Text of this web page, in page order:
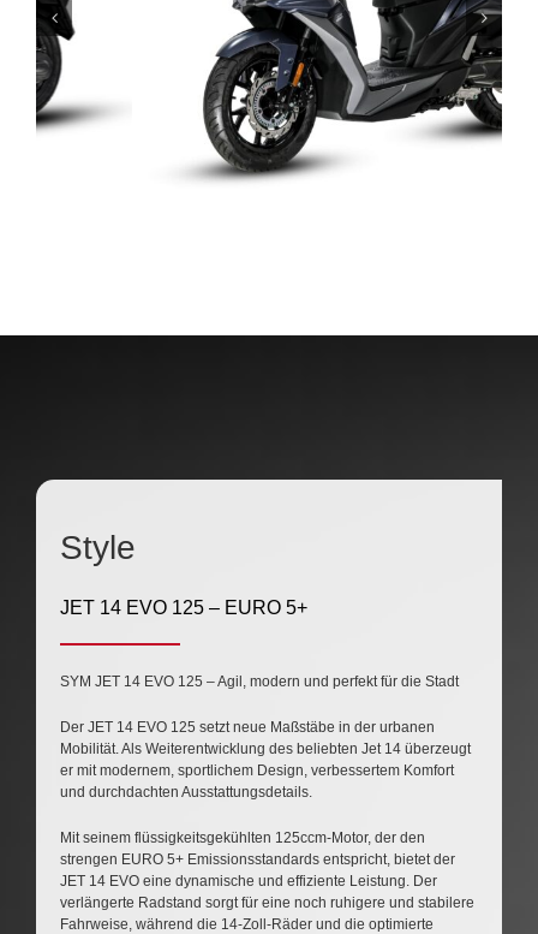
Style
JET 14 EVO 125 – EURO 5+
SYM JET 14 EVO 125 – Agil, modern und perfekt für die Stadt
Der JET 14 EVO 125 setzt neue Maßstäbe in der urbanen
Mobilität. Als Weiterentwicklung des beliebten Jet 14 überzeugt
er mit modernem, sportlichem Design, verbessertem Komfort
und durchdachten Ausstattungsdetails.
Mit seinem flüssigkeitsgekühlten 125ccm-Motor, der den
strengen EURO 5+ Emissionsstandards entspricht, bietet der
JET 14 EVO eine dynamische und effiziente Leistung. Der
verlängerte Radstand sorgt für eine noch ruhigere und stabilere
Fahrweise, während die 14-Zoll-Räder und die optimierte